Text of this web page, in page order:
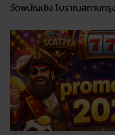
วัดพนัญเชิง โบราณสถานกรุ